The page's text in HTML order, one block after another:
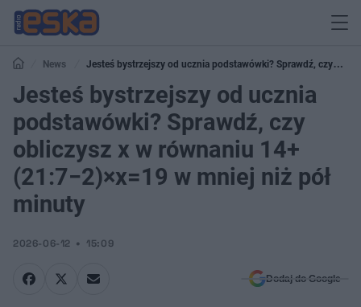
News
Jesteś bystrzejszy od ucznia podstawówki? Sprawdź, czy
obliczysz x w równaniu 14+(21:7−2)×x=19 w mniej niż pół minuty
Jesteś bystrzejszy od ucznia
podstawówki? Sprawdź, czy
obliczysz x w równaniu 14+
(21:7−2)×x=19 w mniej niż pół
minuty
2026-06-12 15:09
Dodaj do Google